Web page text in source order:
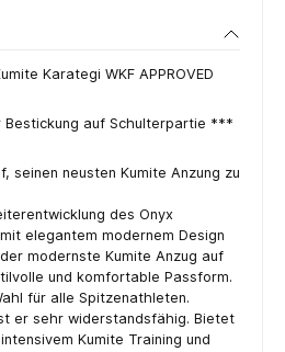
Karategi WKF APPROVED
Bestickung auf Schulterpartie ***
seinen neusten Kumite Anzung zu
des Onyx
elegantem modernem Design
modernste Kumite Anzug auf
und komfortable Passform.
für alle Spitzenathleten.
er sehr widerstandsfähig. Bietet
Kumite Training und